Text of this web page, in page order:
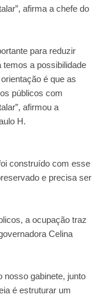
afirma a chefe do
para reduzir
temos a possibilidade
é que as
públicos com
afirmou a
H.
construído com esse
e precisa ser
a ocupação traz
Celina
nosso gabinete, junto
é estruturar um